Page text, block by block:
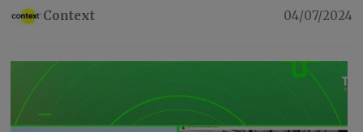
Context 04/07/2024